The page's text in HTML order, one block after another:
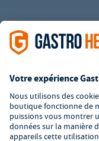
L’offre de la société
entreprises. Tous les
Certaines méthodes
supplémentaires.
² PVC : Prix de Vente
*A partir d'un montant
de port s'élèvent à